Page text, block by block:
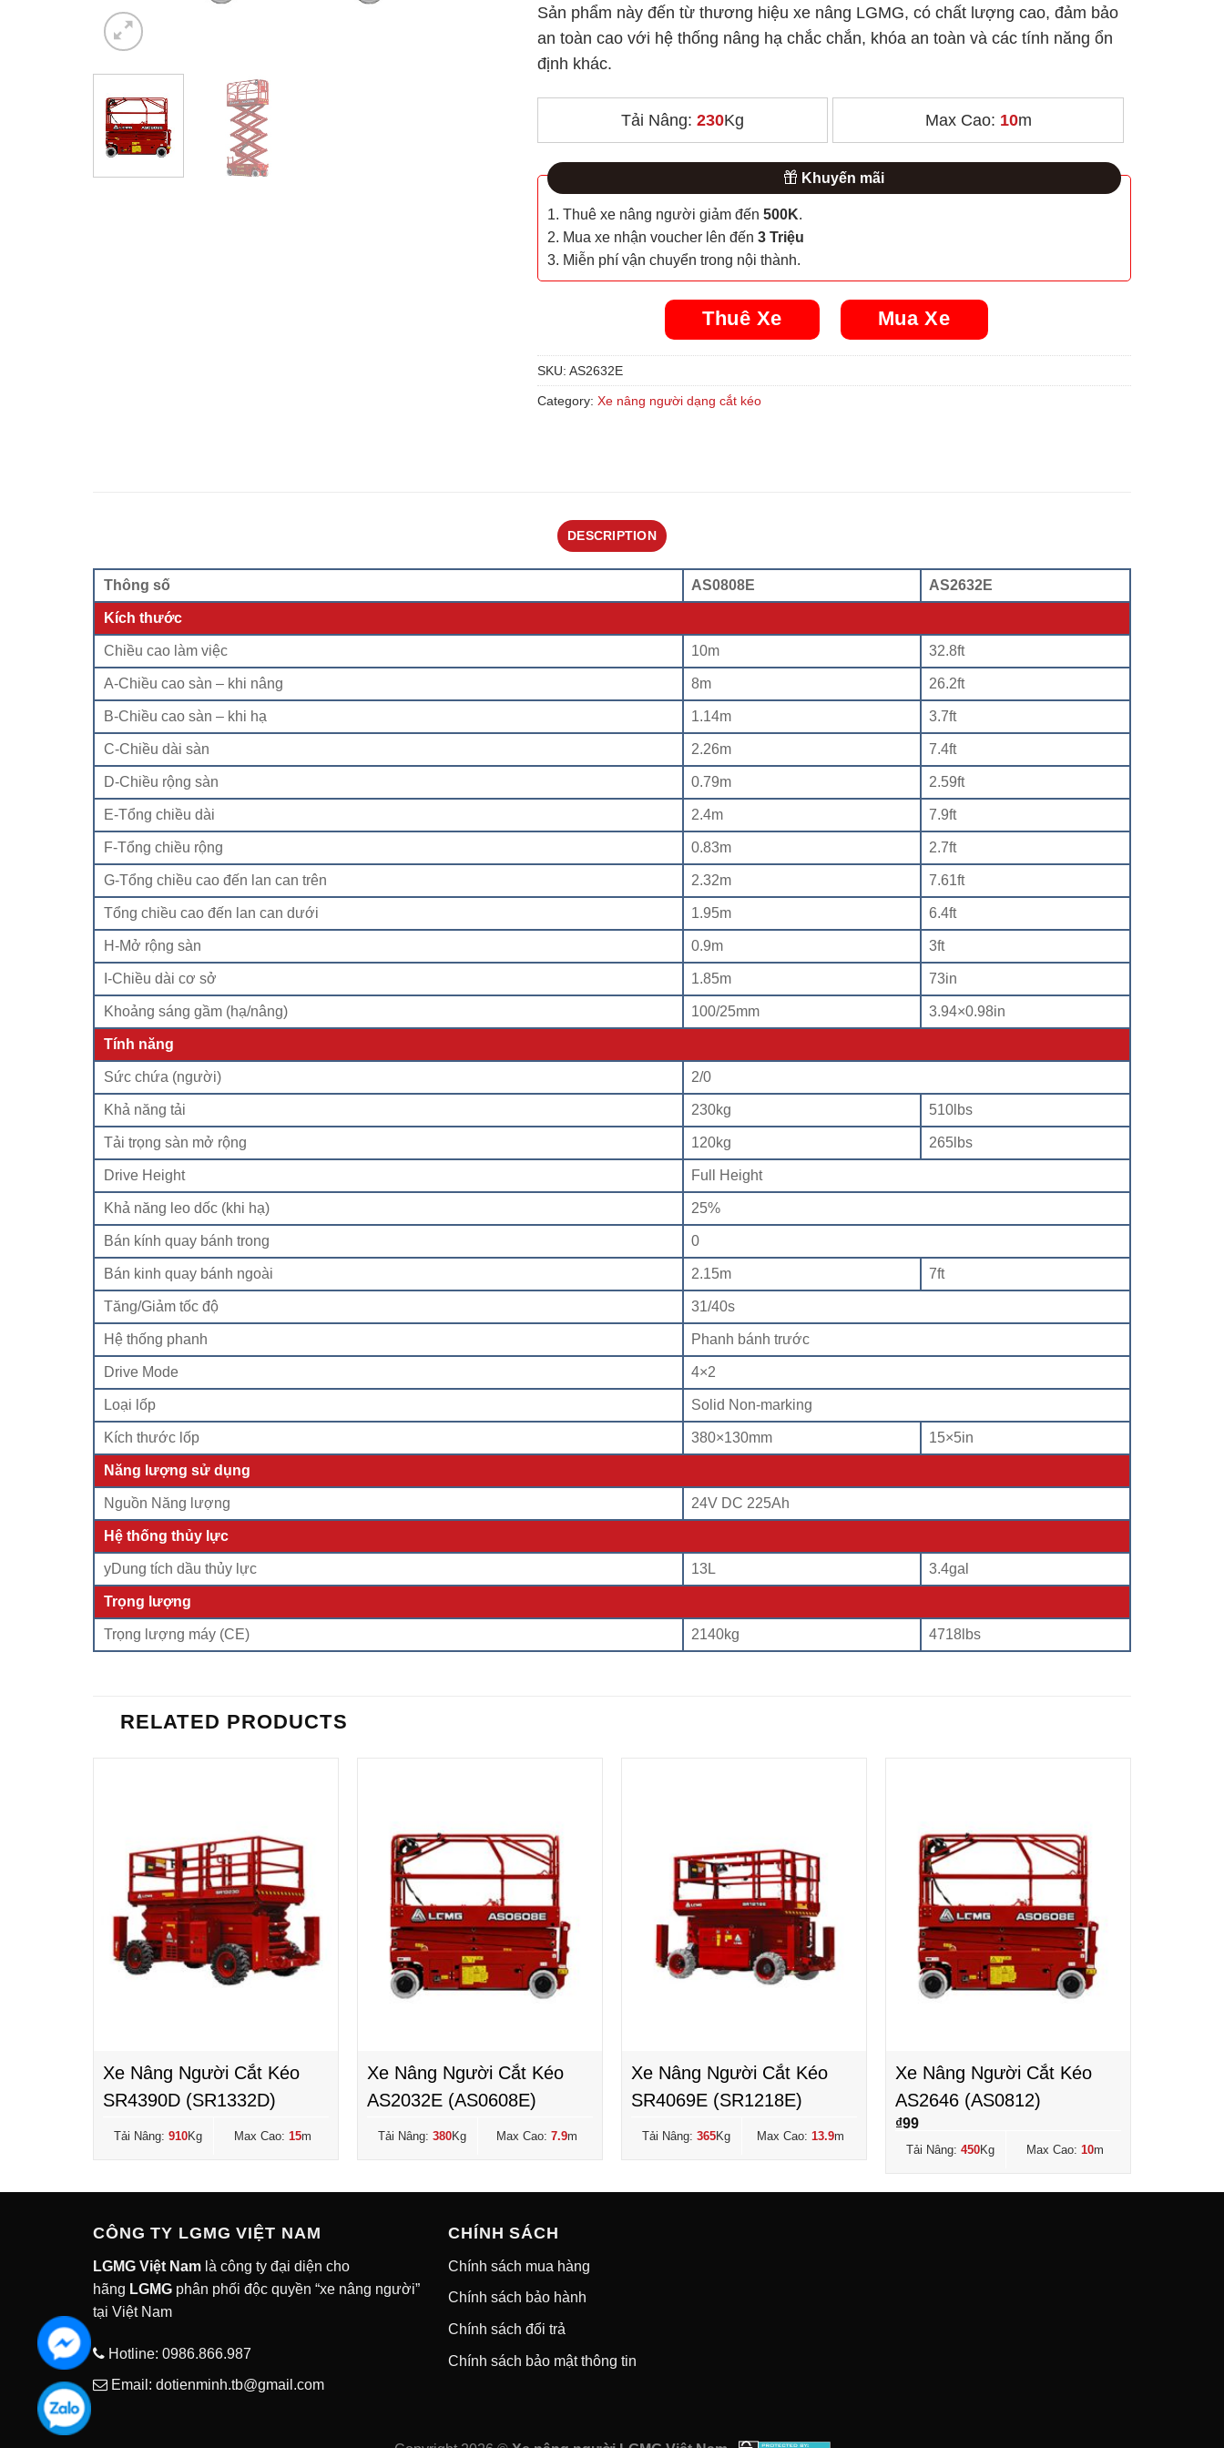
Sản phẩm này đến từ thương hiệu xe nâng LGMG, có chất lượng cao, đảm bảo
an toàn cao với hệ thống nâng hạ chắc chắn, khóa an toàn và các tính năng ổn
định khác.
Tải Nâng: 230Kg Max Cao: 10m
Khuyến mãi
1. Thuê xe nâng người giảm đến 500K.
2. Mua xe nhận voucher lên đến 3 Triệu
3. Miễn phí vận chuyển trong nội thành.
Thuê Xe Mua Xe
SKU: AS2632E
Category: Xe nâng người dạng cắt kéo
DESCRIPTION
Thông số AS0808E AS2632E
Kích thước
Chiều cao làm việc 10m 32.8ft
A-Chiều cao sàn – khi nâng 8m 26.2ft
B-Chiều cao sàn – khi hạ 1.14m 3.7ft
C-Chiều dài sàn 2.26m 7.4ft
D-Chiều rộng sàn 0.79m 2.59ft
E-Tổng chiều dài 2.4m 7.9ft
F-Tổng chiều rộng 0.83m 2.7ft
G-Tổng chiều cao đến lan can trên 2.32m 7.61ft
Tổng chiều cao đến lan can dưới 1.95m 6.4ft
H-Mở rộng sàn 0.9m 3ft
I-Chiều dài cơ sở 1.85m 73in
Khoảng sáng gầm (hạ/nâng) 100/25mm 3.94×0.98in
Tính năng
Sức chứa (người) 2/0
Khả năng tải 230kg 510lbs
Tải trọng sàn mở rộng 120kg 265lbs
Drive Height Full Height
Khả năng leo dốc (khi hạ) 25%
Bán kính quay bánh trong 0
Bán kinh quay bánh ngoài 2.15m 7ft
Tăng/Giảm tốc độ 31/40s
Hệ thống phanh Phanh bánh trước
Drive Mode 4×2
Loại lốp Solid Non-marking
Kích thước lốp 380×130mm 15×5in
Năng lượng sử dụng
Nguồn Năng lượng 24V DC 225Ah
Hệ thống thủy lực
yDung tích dầu thủy lực 13L 3.4gal
Trọng lượng
Trọng lượng máy (CE) 2140kg 4718lbs
RELATED PRODUCTS
Xe Nâng Người Cắt Kéo
SR4390D (SR1332D)
Tải Nâng: 910Kg Max Cao: 15m
Xe Nâng Người Cắt Kéo
AS2032E (AS0608E)
Tải Nâng: 380Kg Max Cao: 7.9m
Xe Nâng Người Cắt Kéo
SR4069E (SR1218E)
Tải Nâng: 365Kg Max Cao:13.9m
Xe Nâng Người Cắt Kéo
AS2646 (AS0812)
₫99
Tải Nâng: 450Kg Max Cao: 10m
CÔNG TY LGMG VIỆT NAM
LGMG Việt Nam là công ty đại diện cho
hãng LGMG phân phối độc quyền “xe nâng người”
tại Việt Nam
Hotline: 0986.866.987
Email: dotienminh.tb@gmail.com
CHÍNH SÁCH
Chính sách mua hàng
Chính sách bảo hành
Chính sách đổi trả
Chính sách bảo mật thông tin